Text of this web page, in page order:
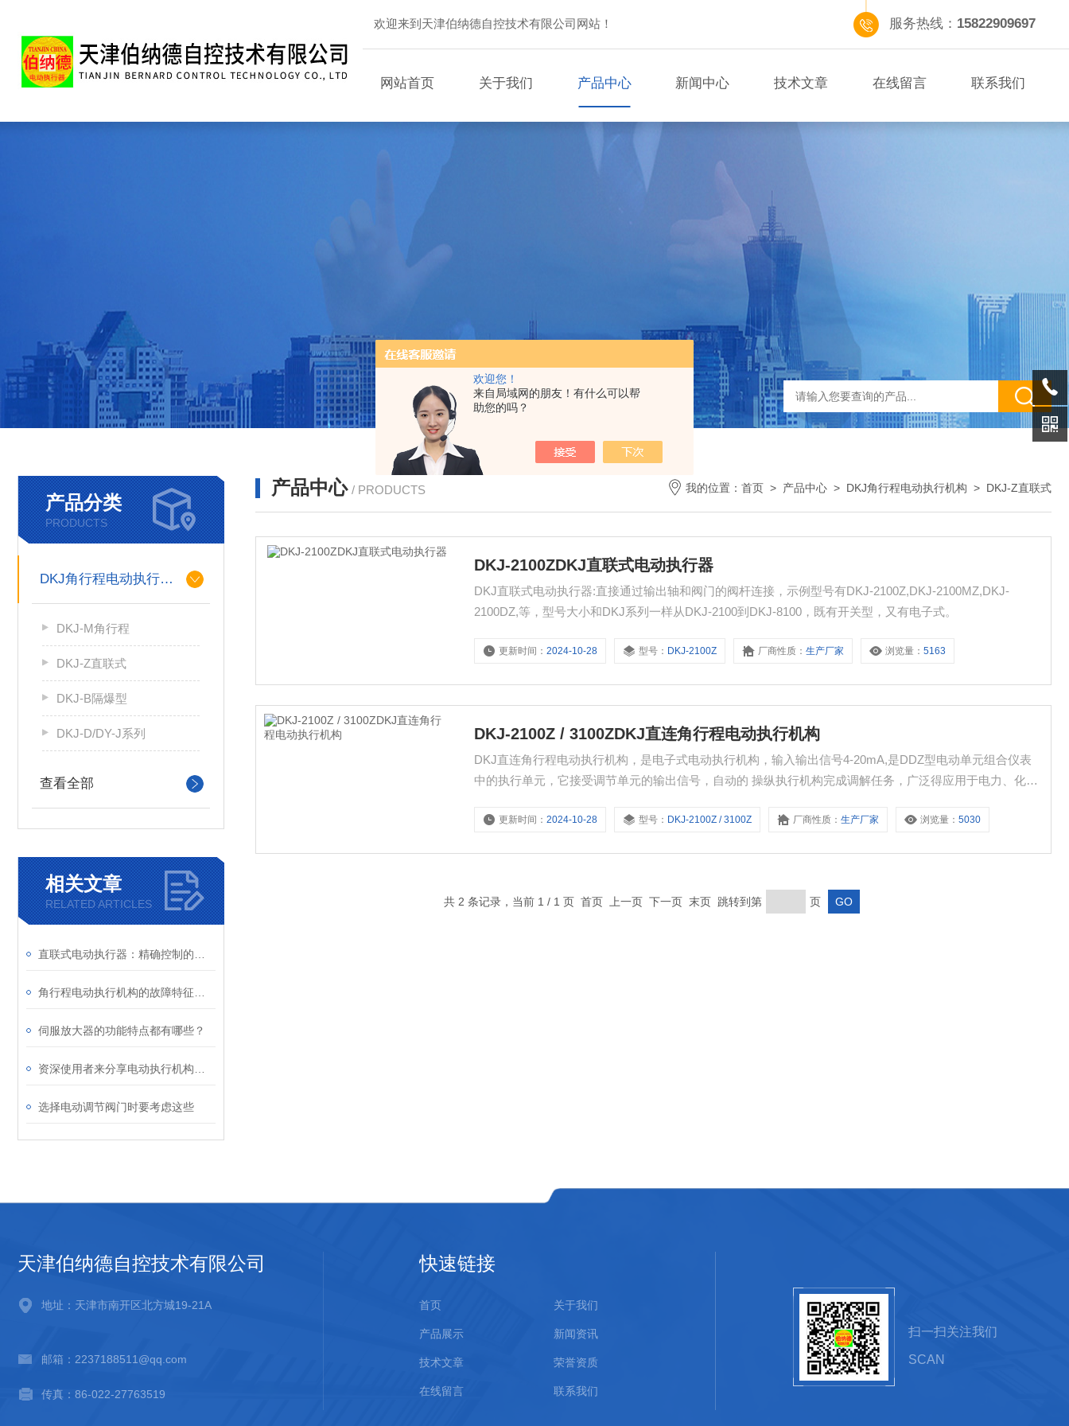
欢迎您！
来自局域网的朋友！有什么可以帮
助您的吗？
欢迎来到天津伯纳德自控技术有限公司网站！ 服务热线： 15822909697
网站首页 关于我们 产品中心 新闻中心 技术文章 在线留言 联系我们
产品分类
PRODUCTS
DKJ角行程电动执行机构
DKJ-M角行程
DKJ-Z直联式
DKJ-B隔爆型
DKJ-D/DY-J系列
查看全部
相关文章
RELATED ARTICLES
伺服放大器的功能特点都有哪些？
选择电动调节阀门时要考虑这些
产品中心 / PRODUCTS 我的位置： 首页 > 产品中心 > DKJ角行程电动执行机构 > DKJ-Z直联式
DKJ-2100ZDKJ直联式电动执行器
DKJ直联式电动执行器:直接通过输出轴和阀门的阀杆连接，示例型号有DKJ-2100Z,DKJ-2100MZ,DKJ-
2100DZ,等，型号大小和DKJ系列一样从DKJ-2100到DKJ-8100，既有开关型，又有电子式。
更新时间：2024-10-28 型号： DKJ-2100Z 厂商性质：生产厂家 浏览量：5163
DKJ-2100Z / 3100ZDKJ直连角行程电动执行机构
DKJ直连角行程电动执行机构，是电子式电动执行机构，输入输出信号4-20mA,是DDZ型电动单元组合仪表
中的执行单元，它接受调节单元的输出信号，自动的 操纵执行机构完成调解任务，广泛得应用于电力、化
更新时间：2024-10-28 型号： DKJ-2100Z / 3100Z 厂商性质：生产厂家 浏览量：5030
共 2 条记录，当前 1 / 1 页 首页 上一页 下一页 末页 跳转到第 页
天津伯纳德自控技术有限公司
地址：天津市南开区北方城19-21A
邮箱：2237188511@qq.com
传真：86-022-27763519
快速链接
首页 关于我们
产品展示 新闻资讯
技术文章 荣誉资质
在线留言 联系我们
扫一扫关注我们
SCAN